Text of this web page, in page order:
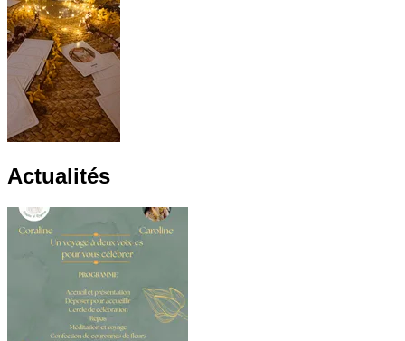
Actualités